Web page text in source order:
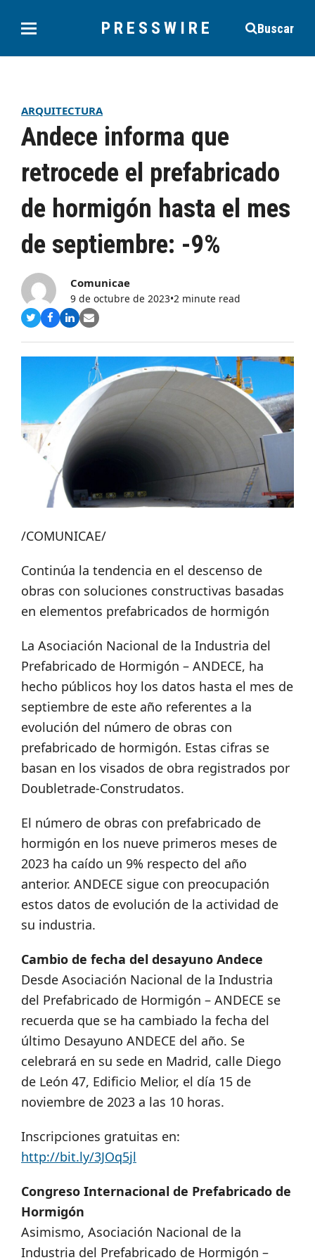
PRESSWIRE Buscar
ARQUITECTURA
Andece informa que
retrocede el prefabricado
de hormigón hasta el mes
de septiembre: -9%
Comunicae
9 de octubre de 2023•2 minute read
Compartir
Twitter
Compartir
Facebook
Compartir
LinkedIn
Share
Email
/COMUNICAE/
Continúa la tendencia en el descenso de
obras con soluciones constructivas basadas
en elementos prefabricados de hormigón
La Asociación Nacional de la Industria del
Prefabricado de Hormigón – ANDECE, ha
hecho públicos hoy los datos hasta el mes de
septiembre de este año referentes a la
evolución del número de obras con
prefabricado de hormigón. Estas cifras se
basan en los visados de obra registrados por
Doubletrade-Construdatos.
El número de obras con prefabricado de
hormigón en los nueve primeros meses de
2023 ha caído un 9% respecto del año
anterior. ANDECE sigue con preocupación
estos datos de evolución de la actividad de
su industria.
Cambio de fecha del desayuno Andece
Desde Asociación Nacional de la Industria
del Prefabricado de Hormigón – ANDECE se
recuerda que se ha cambiado la fecha del
último Desayuno ANDECE del año. Se
celebrará en su sede en Madrid, calle Diego
de León 47, Edificio Melior, el día 15 de
noviembre de 2023 a las 10 horas.
Inscripciones gratuitas en:
http://bit.ly/3JOq5jl
Congreso Internacional de Prefabricado de
Hormigón
Asimismo, Asociación Nacional de la
Industria del Prefabricado de Hormigón –